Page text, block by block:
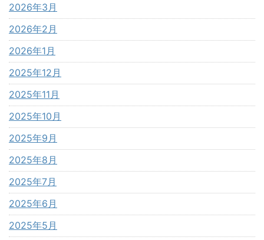
2026年3月
2026年2月
2026年1月
2025年12月
2025年11月
2025年10月
2025年9月
2025年8月
2025年7月
2025年6月
2025年5月